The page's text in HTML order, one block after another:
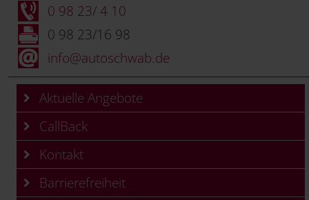
0 98 23/ 4 10
0 98 23/16 98
info@autoschwab.de
Aktuelle Angebote
CallBack
Kontakt
Barrierefreiheit